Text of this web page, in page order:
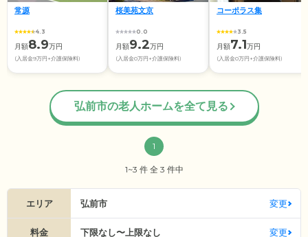
常源
4.3
月額8.9万円
(入居金9万円+介護保険料)
桜美苑文京
0.0
月額9.2万円
(入居金0万円+介護保険料)
コーポラス集
3.5
月額7.1万円
(入居金0万円+介護保険料)
弘前市の老人ホームを全て見る
1
1~3 件 全 3 件中
エリア 弘前市 変更
料金 下限なし〜上限なし 変更